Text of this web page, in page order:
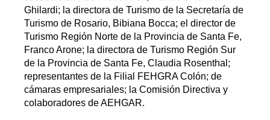
Ghilardi; la directora de Turismo de la Secretaría de
Turismo de Rosario, Bibiana Bocca; el director de
Turismo Región Norte de la Provincia de Santa Fe,
Franco Arone; la directora de Turismo Región Sur
de la Provincia de Santa Fe, Claudia Rosenthal;
representantes de la Filial FEHGRA Colón; de
cámaras empresariales; la Comisión Directiva y
colaboradores de AEHGAR.